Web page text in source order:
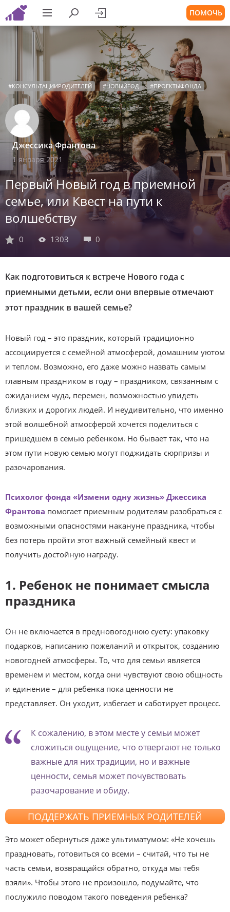
ПОМОЧЬ
#КОНСУЛЬТАЦИИРОДИТЕЛЕЙ #НОВЫЙГОД #ПРОЕКТЫФОНДА
Джессика Франтова
1 января 2021
Первый Новый год в приемной
семье, или Квест на пути к
волшебству
0 1303 0
Как подготовиться к встрече Нового года с
приемными детьми, если они впервые отмечают
этот праздник в вашей семье?
Новый год – это праздник, который традиционно
ассоциируется с семейной атмосферой, домашним уютом
и теплом. Возможно, его даже можно назвать самым
главным праздником в году – праздником, связанным с
ожиданием чуда, перемен, возможностью увидеть
близких и дорогих людей. И неудивительно, что именно
этой волшебной атмосферой хочется поделиться с
пришедшем в семью ребенком. Но бывает так, что на
этом пути новую семью могут поджидать сюрпризы и
разочарования.
Психолог фонда «Измени одну жизнь» Джессика
Франтова помогает приемным родителям разобраться с
возможными опасностями накануне праздника, чтобы
без потерь пройти этот важный семейный квест и
получить достойную награду.
1. Ребенок не понимает смысла
праздника
Он не включается в предновогоднюю суету: упаковку
подарков, написанию пожеланий и открыток, созданию
новогодней атмосферы. То, что для семьи является
временем и местом, когда они чувствуют свою общность
и единение – для ребенка пока ценности не
представляет. Он уходит, избегает и саботирует процесс.
К сожалению, в этом месте у семьи может
сложиться ощущение, что отвергают не только
важные для них традиции, но и важные
ценности, семья может почувствовать
разочарование и обиду.
ПОДДЕРЖАТЬ ПРИЕМНЫХ РОДИТЕЛЕЙ
Это может обернуться даже ультиматумом: «Не хочешь
праздновать, готовиться со всеми – считай, что ты не
часть семьи, возвращайся обратно, откуда мы тебя
взяли». Чтобы этого не произошло, подумайте, что
послужило поводом такого поведения ребенка?